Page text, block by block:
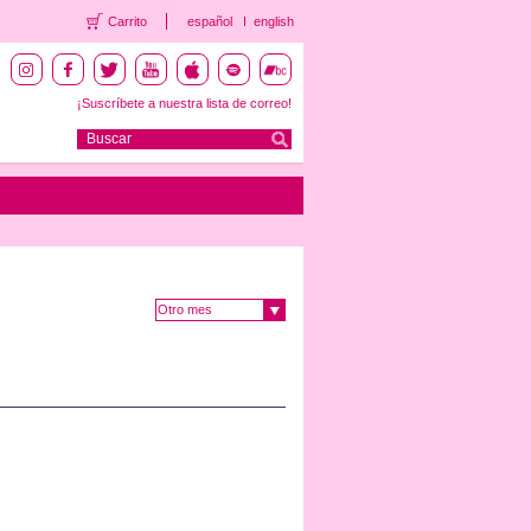
Carrito español english
¡Suscríbete a nuestra lista de correo!
Otro mes